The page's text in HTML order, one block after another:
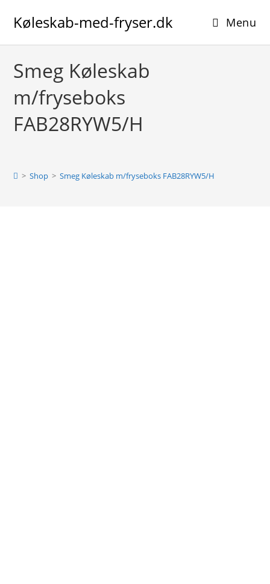
content
Køleskab-med-fryser.dk Menu
Smeg Køleskab
m/fryseboks
FAB28RYW5/H
> Shop > Smeg Køleskab m/fryseboks FAB28RYW5/H